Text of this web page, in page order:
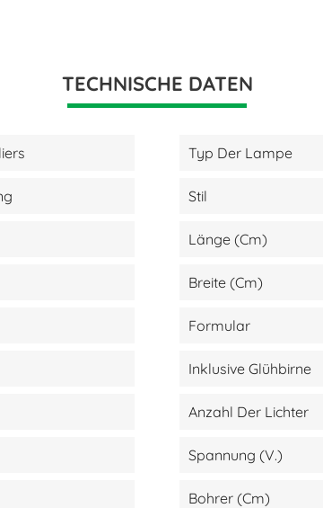
TECHNISCHE DATEN
Typ Der Lampe
Stil
Länge (cm)
Breite (cm)
Formular
Inklusive Glühbirne
Anzahl Der Lichter
Spannung (V.)
Bohrer (cm)